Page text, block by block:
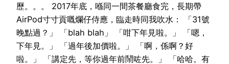
歷。。。 2017年底，喺同一間茶餐廳食完，長期帶
AirPod寸寸貢嘅爛仔侍應，臨走時同我吹水： 「31號
晚點過？」 「blah blah」 「咁下年見啦。」 「嗯，
下年見。」 「過年後加價啦。」 「啊，係啊？好
啦。」 「講定先，等你過年前鬧咗先。」 「哈哈。有